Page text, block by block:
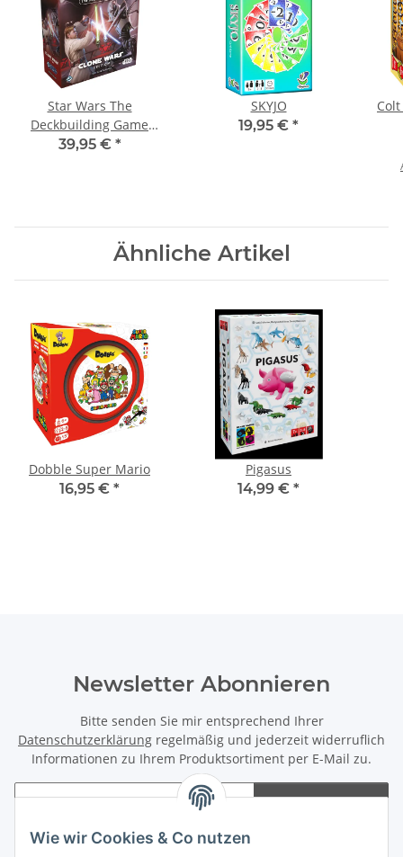
Wie wir Cookies & Co nutzen
Star Wars The
Deckbuilding Game
Clone Wars Edition
39,95 € *
SKYJO
19,95 € *
Ähnliche Artikel
Dobble Super Mario
16,95 € *
Pigasus
14,99 € *
Newsletter Abonnieren
Bitte senden Sie mir entsprechend Ihrer
Datenschutzerklärung regelmäßig und jederzeit widerruflich
Informationen zu Ihrem Produktsortiment per E-Mail zu.
Abonnieren
Newsletter Abonnieren